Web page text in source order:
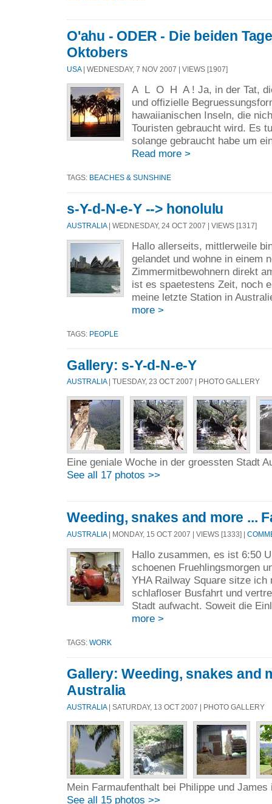
O'ahu - ODER - Die beiden
Oktobers
USA| WEDNESDAY, 7 NOV 2007 | VIEWS [1907]
A L O H A ! Ja, in der Tat,
und offizielle
hawaiianischen Inseln, die
Touristen gebraucht wird. Es
solange gebraucht habe um
Read more >
TAGS: BEACHES & SUNSHINE
s-Y-d-N-e-Y --> honolulu
AUSTRALIA| WEDNESDAY, 24 OCT 2007 | VIEWS [1317]
Hallo allerseits, mittlerweile
gelandet und wohne in einem
Zimmermitbewohnern direkt
ist es spaetestens Zeit, noch
meine letzte Station in
more >
TAGS: PEOPLE
Gallery: s-Y-d-N-e-Y
AUSTRALIA| TUESDAY, 23 OCT 2007 | PHOTO GALLERY
Eine geniale Woche in der groessten Stadt
See all 17 photos >>
Weeding, snakes and more ...
AUSTRALIA| MONDAY, 15 OCT 2007 | VIEWS [1333] |
Hallo zusammen, es ist 6:50
schoenen Fruehlingsmorgen
YHA Railway Square sitze ich
schlafloser Busfahrt und
Stadt aufwacht. Soweit die
more >
TAGS: WORK
Gallery: Weeding, snakes and
Australia
AUSTRALIA| SATURDAY, 13 OCT 2007 | PHOTO GALLERY
Mein Farmaufenthalt bei Philippe und
See all 15 photos >>